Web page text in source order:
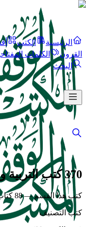
الرئيسية الكتب
القرون
الكلمات
البحث
370 كتب التربية والتعليم
كتب هذا القسم — 88 كتاب متوفر
كتب التصنيف